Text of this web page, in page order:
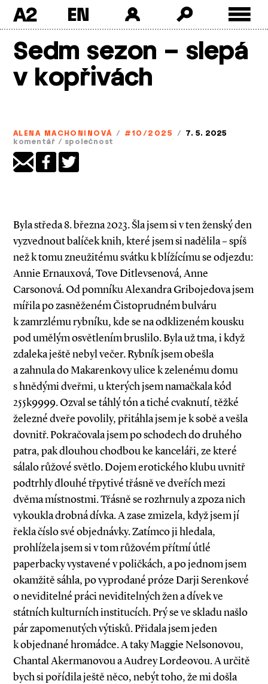
A2
Sedm sezon – slepá
v kopřivách
ALENA MACHONINOVÁ / #10/2025 / 7. 5. 2025
komentář / společnost
Byla středa 8. března 2023. Šla jsem si v ten ženský den
vyzvednout balíček knih, které jsem si nadělila – spíš
než k tomu zneužitému svátku k blížícímu se odjezdu:
Annie Ernauxová, Tove Ditlevsenová, Anne
Carsonová. Od pomníku Alexandra Gribojedova jsem
mířila po zasněženém Čistoprudném bulváru
k zamrzlému rybníku, kde se na odklizeném kousku
pod umělým osvětlením bruslilo. Byla už tma, i když
zdaleka ještě nebyl večer. Rybník jsem obešla
a zahnula do Makarenkovy ulice k zelenému domu
s hnědými dveřmi, u kterých jsem namačkala kód
255k9999. Ozval se táhlý tón a tiché cvaknutí, těžké
železné dveře povolily, přitáhla jsem je k sobě a vešla
dovnitř. Pokračovala jsem po schodech do druhého
patra, pak dlouhou chodbou ke kanceláři, ze které
sálalo růžové světlo. Dojem erotického klubu uvnitř
podtrhly dlouhé třpytivé třásně ve dveřích mezi
dvěma místnostmi. Třásně se rozhrnuly a zpoza nich
vykoukla drobná dívka. A zase zmizela, když jsem jí
řekla číslo své objednávky. Zatímco ji hledala,
prohlížela jsem si v tom růžovém přítmí útlé
paperbacky vystavené v poličkách, a po jednom jsem
okamžitě sáhla, po vyprodané próze Darji Serenkové
o neviditelné práci neviditelných žen a dívek ve
státních kulturních institucích. Prý se ve skladu našlo
pár zapomenutých výtisků. Přidala jsem jeden
k objednané hromádce. A taky Mаggie Nelsonovou,
Chantal Akermanovou a Audrey Lordeovou. A určitě
bych si pořídila ještě něco, nebýt toho, že mi došla